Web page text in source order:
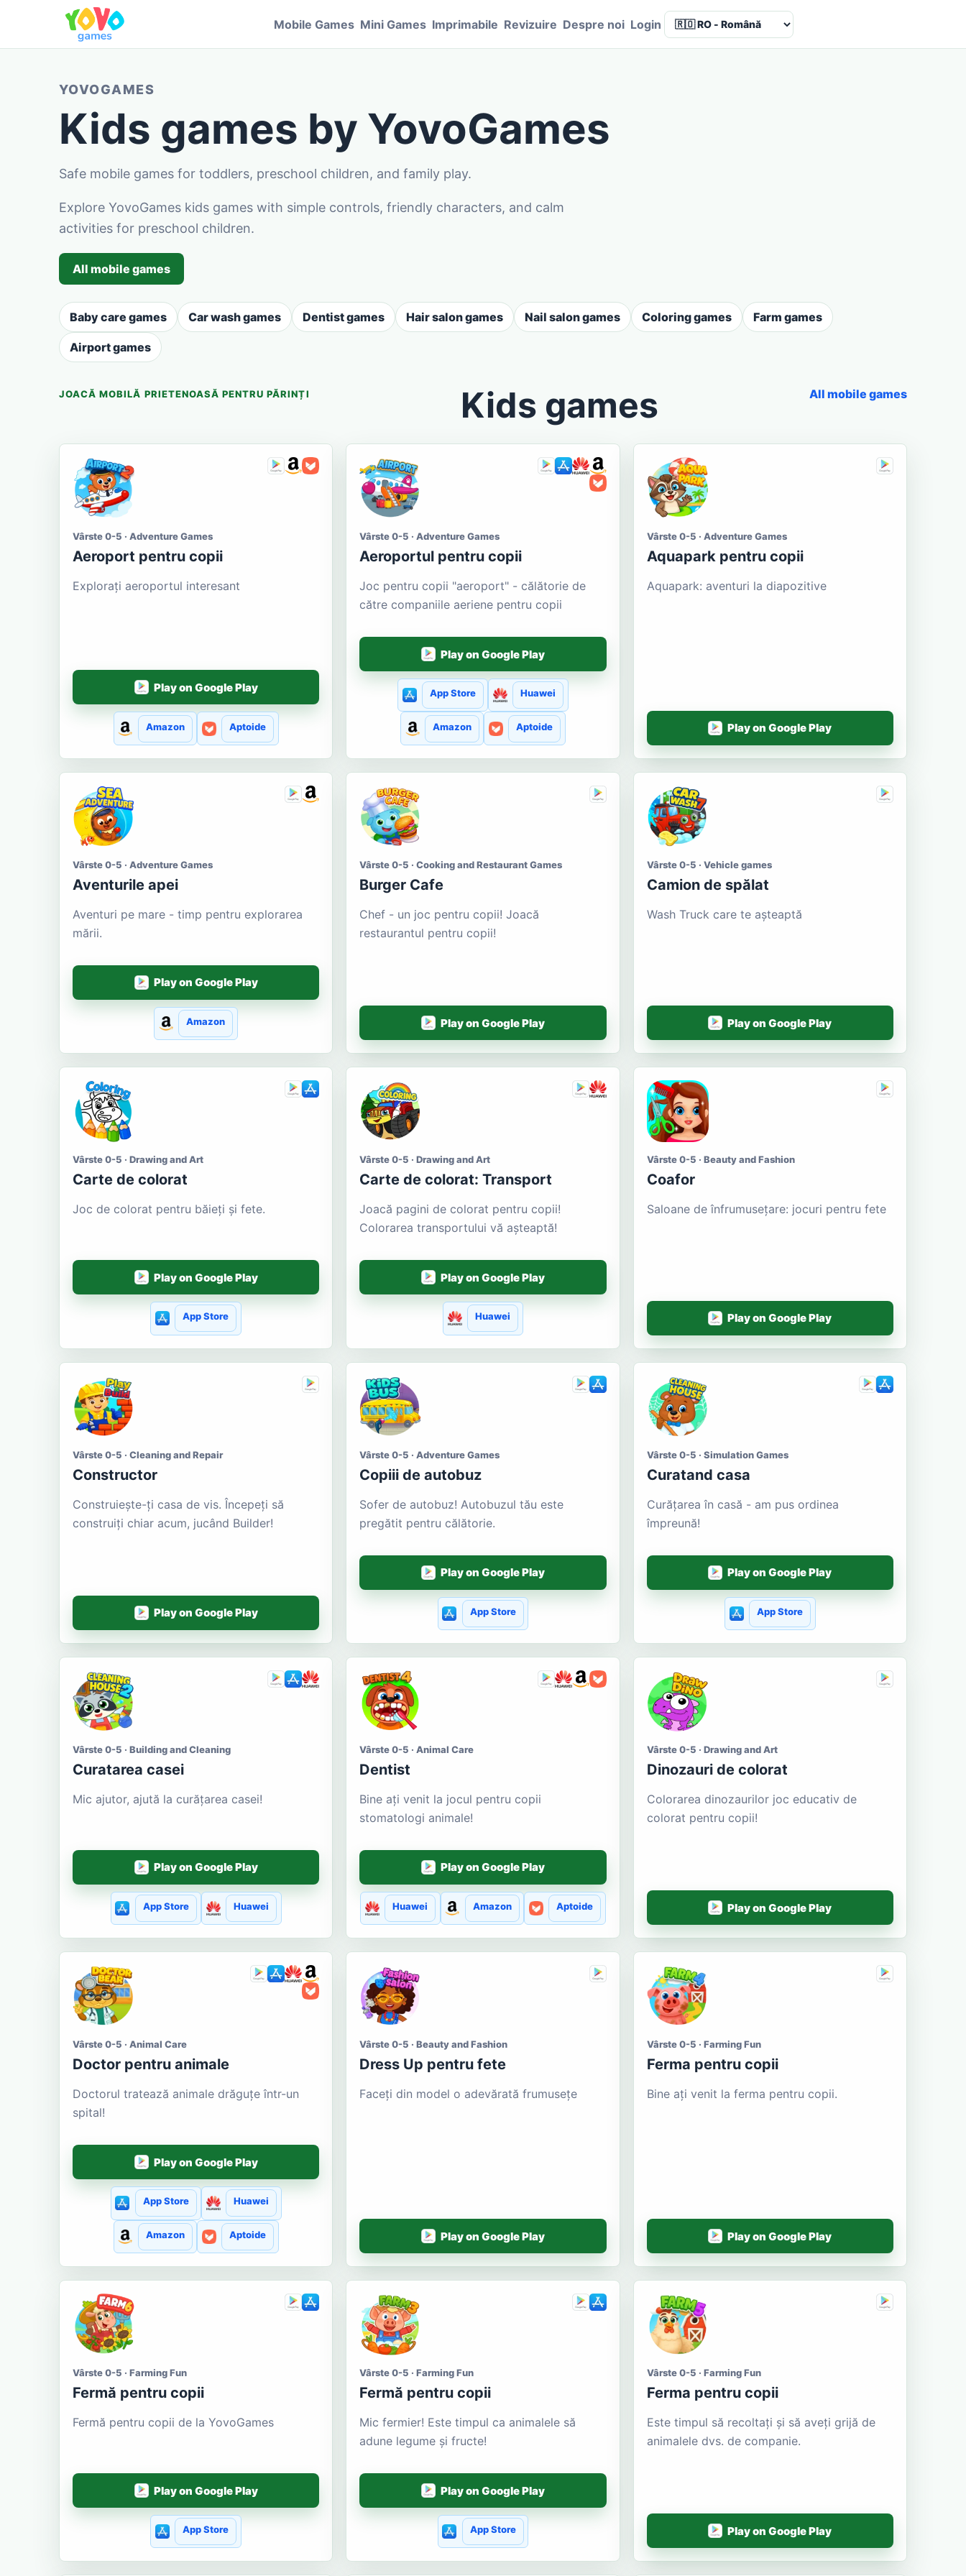
Mobile Games Mini Games Imprimabile Revizuire Despre noi Login Language
YOVOGAMES
Kids games by YovoGames
Safe mobile games for toddlers, preschool children, and family play.
Explore YovoGames kids games with simple controls, friendly characters, and calm
activities for preschool children.
All mobile games
Baby care games Car wash games Dentist games Hair salon games Nail salon games Coloring games Farm games
Airport games
JOACĂ MOBILĂ PRIETENOASĂ PENTRU PĂRINȚI Kids games All mobile games
Vârste 0-5 · Adventure Games
Aeroport pentru copii
Explorați aeroportul interesant
Play on Google Play
Amazon Aptoide
Vârste 0-5 · Adventure Games
Aeroportul pentru copii
Joc pentru copii "aeroport" - călătorie de
către companiile aeriene pentru copii
Play on Google Play
App Store Huawei
Amazon Aptoide
Vârste 0-5 · Adventure Games
Aquapark pentru copii
Aquapark: aventuri la diapozitive
Play on Google Play
Vârste 0-5 · Adventure Games
Aventurile apei
Aventuri pe mare - timp pentru explorarea
mării.
Play on Google Play
Amazon
Vârste 0-5 · Cooking and Restaurant Games
Burger Cafe
Chef - un joc pentru copii! Joacă
restaurantul pentru copii!
Play on Google Play
Vârste 0-5 · Vehicle games
Camion de spălat
Wash Truck care te așteaptă
Play on Google Play
Vârste 0-5 · Drawing and Art
Carte de colorat
Joc de colorat pentru băieți și fete.
Play on Google Play
App Store
Vârste 0-5 · Drawing and Art
Carte de colorat: Transport
Joacă pagini de colorat pentru copii!
Colorarea transportului vă așteaptă!
Play on Google Play
Huawei
Vârste 0-5 · Beauty and Fashion
Coafor
Saloane de înfrumusețare: jocuri pentru fete
Play on Google Play
Vârste 0-5 · Cleaning and Repair
Constructor
Construiește-ți casa de vis. Începeți să
construiți chiar acum, jucând Builder!
Play on Google Play
Vârste 0-5 · Adventure Games
Copiii de autobuz
Sofer de autobuz! Autobuzul tău este
pregătit pentru călătorie.
Play on Google Play
App Store
Vârste 0-5 · Simulation Games
Curatand casa
Curățarea în casă - am pus ordinea
împreună!
Play on Google Play
App Store
Vârste 0-5 · Building and Cleaning
Curatarea casei
Mic ajutor, ajută la curățarea casei!
Play on Google Play
App Store Huawei
Vârste 0-5 · Animal Care
Dentist
Bine ați venit la jocul pentru copii
stomatologi animale!
Play on Google Play
Huawei Amazon Aptoide
Vârste 0-5 · Drawing and Art
Dinozauri de colorat
Colorarea dinozaurilor joc educativ de
colorat pentru copii!
Play on Google Play
Vârste 0-5 · Animal Care
Doctor pentru animale
Doctorul tratează animale drăguțe într-un
spital!
Play on Google Play
App Store Huawei
Amazon Aptoide
Vârste 0-5 · Beauty and Fashion
Dress Up pentru fete
Faceți din model o adevărată frumusețe
Play on Google Play
Vârste 0-5 · Farming Fun
Ferma pentru copii
Bine ați venit la ferma pentru copii.
Play on Google Play
Vârste 0-5 · Farming Fun
Fermă pentru copii
Fermă pentru copii de la YovoGames
Play on Google Play
App Store
Vârste 0-5 · Farming Fun
Fermă pentru copii
Mic fermier! Este timpul ca animalele să
adune legume și fructe!
Play on Google Play
App Store
Vârste 0-5 · Farming Fun
Ferma pentru copii
Este timpul să recoltați și să aveți grijă de
animalele dvs. de companie.
Play on Google Play